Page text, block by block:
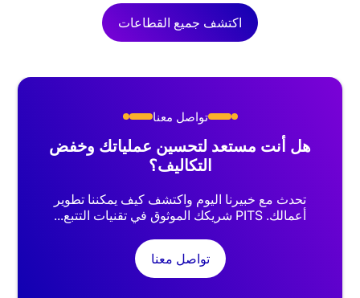
اكتشف جميع القطاعات
تواصل معنا
هل أنت مستعد لتحسين عملياتك وخفض
التكاليف؟
تحدث مع خبيرنا اليوم واكتشف كيف يمكننا تطوير
أعمالك. PITS شريكك الموثوق في تقنيات التتبع...
تواصل معنا